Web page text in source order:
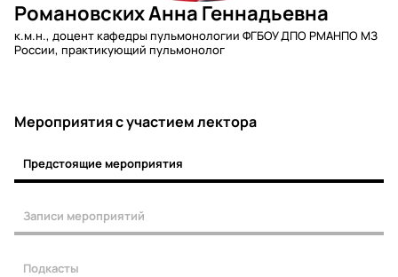
Романовских Анна Геннадьевна
к.м.н., доцент кафедры пульмонологии ФГБОУ ДПО РМАНПО МЗ
России, практикующий пульмонолог
Мероприятия c участием лектора
Предстоящие мероприятия
Записи мероприятий
Подкасты